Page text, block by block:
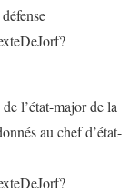
l’état-major de la
au chef d’état-